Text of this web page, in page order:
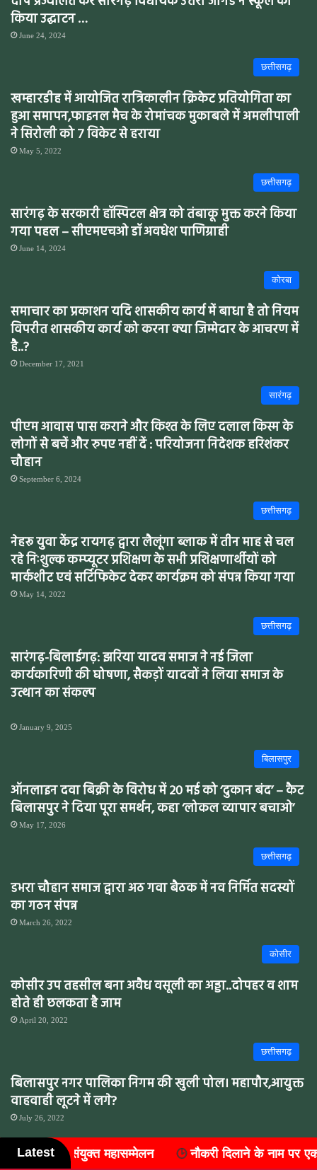
किया उद्घाटन …
June 24, 2024
छत्तीसगढ़
खम्हारडीह में आयोजित रात्रिकालीन क्रिकेट प्रतियोगिता का
हुआ समापन,फाइनल मैच के रोमांचक मुकाबले में अमलीपाली
ने सिरोली को 7 विकेट से हराया
May 5, 2022
छत्तीसगढ़
सारंगढ़ के सरकारी हॉस्पिटल क्षेत्र को तंबाकू मुक्त करने किया
गया पहल – सीएमएचओ डॉ अवधेश पाणिग्राही
June 14, 2024
कोरबा
समाचार का प्रकाशन यदि शासकीय कार्य में बाधा है तो नियम
विपरीत शासकीय कार्य को करना क्या जिम्मेदार के आचरण में
है..?
December 17, 2021
सारंगढ़
पीएम आवास पास कराने और किश्त के लिए दलाल किस्म के
लोगों से बचें और रुपए नहीं दें : परियोजना निदेशक हरिशंकर
चौहान
September 6, 2024
छत्तीसगढ़
नेहरू युवा केंद्र रायगढ़ द्वारा लैलूंगा ब्लाक में तीन माह से चल
रहे निःशुल्क कम्प्यूटर प्रशिक्षण के सभी प्रशिक्षणार्थीयों को
मार्कशीट एवं सर्टिफिकेट देकर कार्यक्रम को संपन्न किया गया
May 14, 2022
छत्तीसगढ़
सारंगढ़-बिलाईगढ़: झरिया यादव समाज ने नई जिला
कार्यकारिणी की घोषणा, सैकड़ों यादवों ने लिया समाज के
उत्थान का संकल्प
January 9, 2025
बिलासपुर
ऑनलाइन दवा बिक्री के विरोध में 20 मई को ‘दुकान बंद’ – कैट
बिलासपुर ने दिया पूरा समर्थन, कहा ‘लोकल व्यापार बचाओ’
May 17, 2026
छत्तीसगढ़
डभरा चौहान समाज द्वारा अठ गवा बैठक में नव निर्मित सदस्यों
का गठन संपन्न
March 26, 2022
कोसीर
कोसीर उप तहसील बना अवैध वसूली का अड्डा..दोपहर व शाम
होते ही छलकता है जाम
April 20, 2022
छत्तीसगढ़
बिलासपुर नगर पालिका निगम की खुली पोल। महापौर,आयुक्त
वाहवाही लूटने में लगे?
July 26, 2022
सारंगढ़
Latest
दिलाने के नाम पर एक लाख की ठगी, एक साल से फरार आरोपी